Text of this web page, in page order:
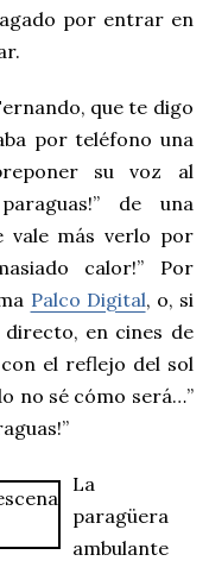
por entrar en
que te digo
por teléfono una
su voz al
paraguas!” de una
vale más verlo por
calor!” Por
Palco Digital, o, si
en cines de
con el reflejo del sol
no sé cómo será…”
La
paragüera
ambulante